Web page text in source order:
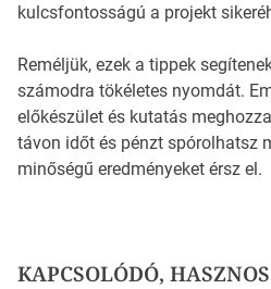
kulcsfontosságú a projekt
Reméljük, ezek a tippek
számodra tökéletes nyomdát.
előkészület és kutatás
távon időt és pénzt spórolhatsz
minőségű eredményeket érsz el.
KAPCSOLÓDÓ,